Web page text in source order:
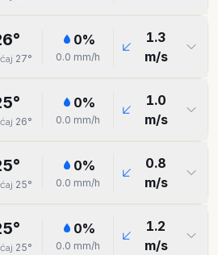
°
27°
0%
0.0 mm/h
1.3
m/s
°
26°
0%
0.0 mm/h
1.0
m/s
°
25°
0%
0.0 mm/h
0.8
m/s
°
25°
0%
0.0 mm/h
1.2
m/s